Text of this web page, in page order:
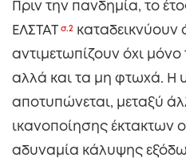
Πριν την πανδημία, το
ΕΛΣΤΑΤ
σ.2
καταδεικνύουν
αντιμετωπίζουν όχι
αλλά και τα μη φτωχά. Η
αποτυπώνεται, μεταξύ
ικανοποίησης έκτακτων
αδυναμία κάλυψης